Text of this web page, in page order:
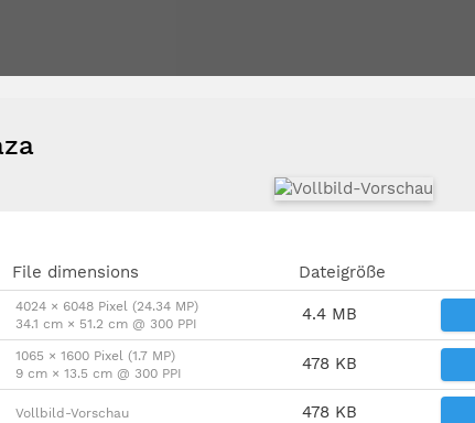
File dimensions Dateigröße
4024 × 6048 Pixel (24.34 MP)
34.1 cm × 51.2 cm @ 300 PPI
4.4 MB
1065 × 1600 Pixel (1.7 MP)
9 cm × 13.5 cm @ 300 PPI
478 KB
Vollbild-Vorschau 478 KB